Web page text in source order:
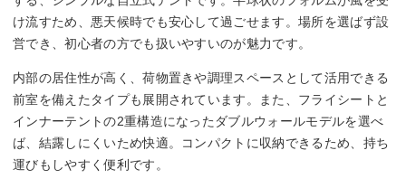
け流すため、悪天候時でも安心して過ごせます。場所を選ばず設
営でき、初心者の方でも扱いやすいのが魅力です。
内部の居住性が高く、荷物置きや調理スペースとして活用できる
前室を備えたタイプも展開されています。また、フライシートと
インナーテントの2重構造になったダブルウォールモデルを選べ
ば、結露しにくいため快適。コンパクトに収納できるため、持ち
運びもしやすく便利です。